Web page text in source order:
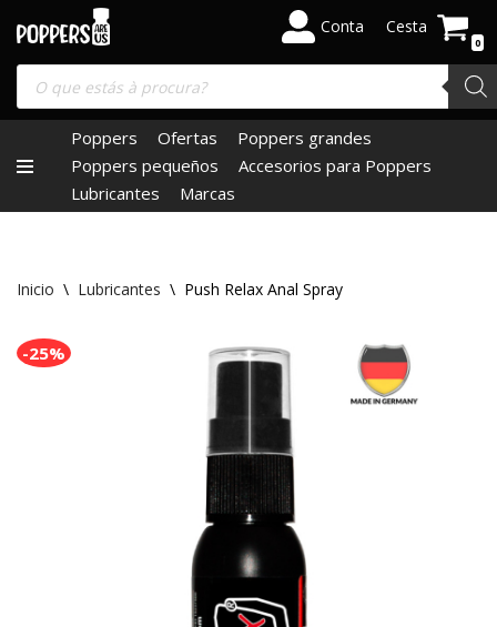
contenido
Conta Cesta
0
Poppers Ofertas
Poppers grandes
Poppers pequeños
Accesorios para Poppers
Lubricantes
Marcas
Inicio \ Lubricantes \ Push Relax Anal Spray
-25%